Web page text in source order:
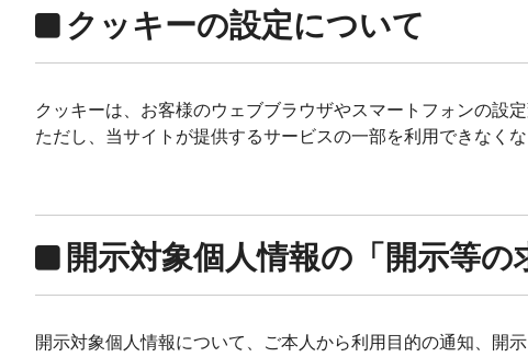
クッキーの設定について
クッキーは、お客様のウェブブラウザやスマートフォンの設
ただし、当サイトが提供するサービスの一部を利用できなく
開示対象個人情報の「開示等
開示対象個人情報について、ご本人から利用目的の通知、開